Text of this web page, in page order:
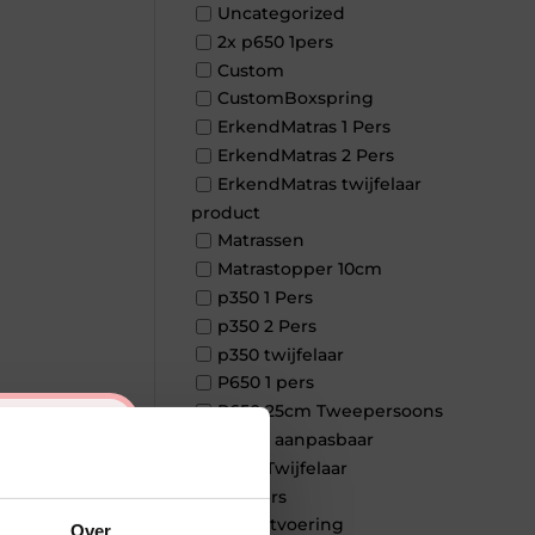
Uncategorized
2x p650 1pers
Custom
CustomBoxspring
ErkendMatras 1 Pers
ErkendMatras 2 Pers
ErkendMatras twijfelaar
product
Matrassen
Matrastopper 10cm
p350 1 Pers
p350 2 Pers
p350 twijfelaar
P650 1 pers
P650 25cm Tweepersoons
een kern aanpasbaar
P650 Twijfelaar
Toppers
Maatvoering